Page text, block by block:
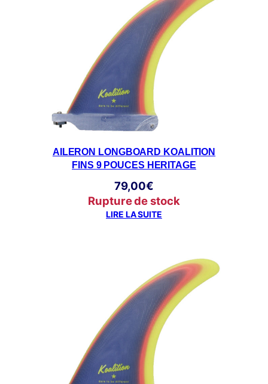
AILERON LONGBOARD KOALITION
FINS 9 POUCES HERITAGE
79,00€
Rupture de stock
LIRE LA SUITE